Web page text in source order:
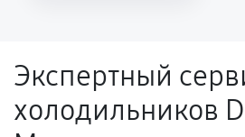
Поломка установленной
нормальной эксплуатации в
гарантийного срока.
Экспертный
холодильников